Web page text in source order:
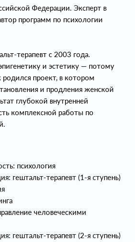
Федерации. Эксперт в
программ по психологии
терапевт с 2003 года.
и эстетику — потому
проект, в котором
и продления женской
глубокой внутренней
комплексной работы по
психология
гештальт‑терапевт (1‑я ступень)
человеческими
гештальт‑терапевт (2‑я ступень)